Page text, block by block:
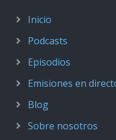
Inicio
Podcasts
Episodios
Emisiones en
Blog
Sobre nosotros